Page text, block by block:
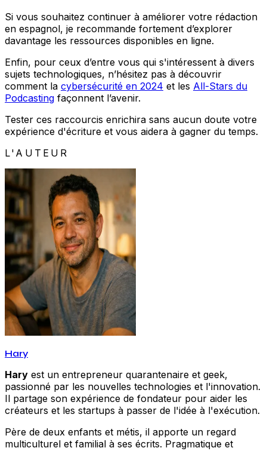
Si vous souhaitez continuer à améliorer votre rédaction
en espagnol, je recommande fortement d’explorer
davantage les ressources disponibles en ligne.
Enfin, pour ceux d’entre vous qui s'intéressent à divers
sujets technologiques, n’hésitez pas à découvrir
comment la cybersécurité en 2024 et les All-Stars du
Podcasting façonnent l’avenir.
Tester ces raccourcis enrichira sans aucun doute votre
expérience d'écriture et vous aidera à gagner du temps.
L'AUTEUR
Hary
Hary est un entrepreneur quarantenaire et geek,
passionné par les nouvelles technologies et l'innovation.
Il partage son expérience de fondateur pour aider les
créateurs et les startups à passer de l'idée à l'exécution.
Père de deux enfants et métis, il apporte un regard
multiculturel et familial à ses écrits. Pragmatique et